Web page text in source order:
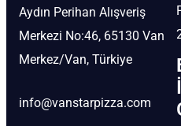
Aydın Perihan Alışveriş
Merkezi No:46, 65130 Van
Merkez/Van, Türkiye
info@vanstarpizza.com